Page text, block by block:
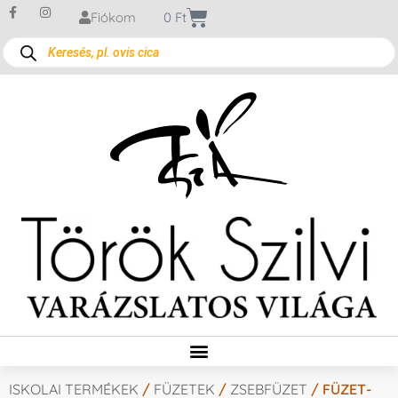
Fiókom 0 Ft
ISKOLAI TERMÉKEK / FÜZETEK / ZSEBFÜZET / FÜZET-